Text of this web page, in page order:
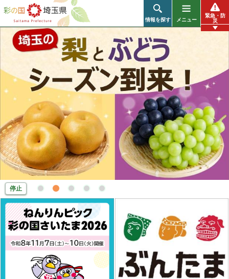
彩の国 埼
玉県
情報を探す メニュー
緊急・防
災
停止